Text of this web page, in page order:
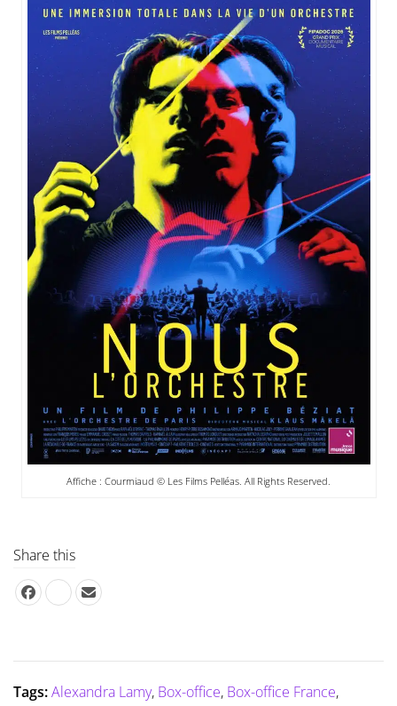
Affiche : Courmiaud © Les Films Pelléas. All Rights Reserved.
Share this
Tags:Alexandra Lamy, Box-office, Box-office France,